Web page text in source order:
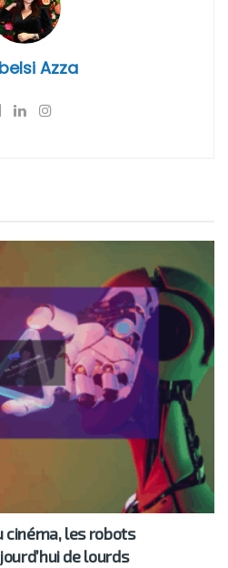
Azza
cinéma, les robots
de lourds